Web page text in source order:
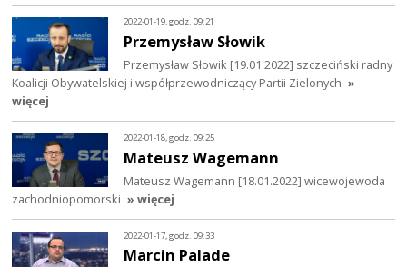
2022-01-19, godz. 09:21
Przemysław Słowik
Przemysław Słowik [19.01.2022] szczeciński radny
Koalicji Obywatelskiej i współprzewodniczący Partii Zielonych »
więcej
2022-01-18, godz. 09:25
Mateusz Wagemann
Mateusz Wagemann [18.01.2022] wicewojewoda
zachodniopomorski » więcej
2022-01-17, godz. 09:33
Marcin Palade